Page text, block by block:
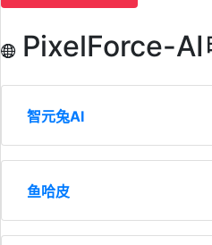
PixelForce-AI
智元兔AI
鱼哈皮